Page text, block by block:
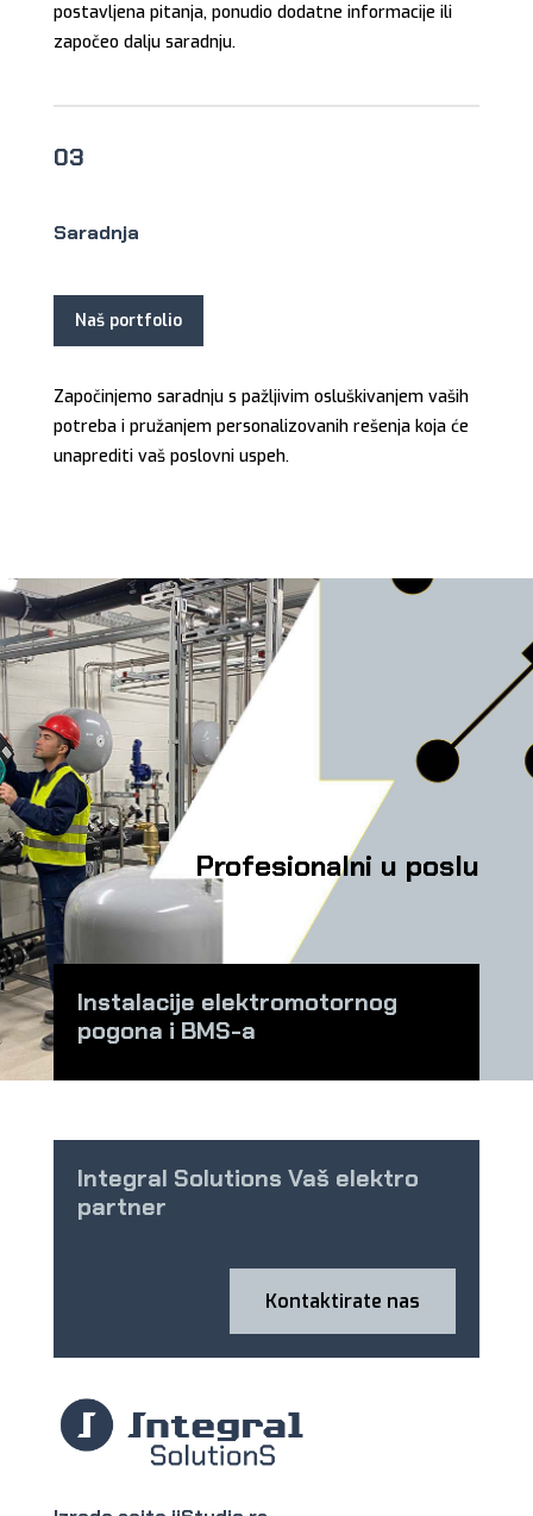
postavljena pitanja, ponudio dodatne informacije ili
započeo dalju saradnju.
03
Saradnja
Naš portfolio
Započinjemo saradnju s pažljivim osluškivanjem vaših
potreba i pružanjem personalizovanih rešenja koja će
unaprediti vaš poslovni uspeh.
Profesionalni u poslu
Instalacije elektromotornog
pogona i BMS-a
Integral Solutions Vaš elektro
partner
Kontaktirate nas